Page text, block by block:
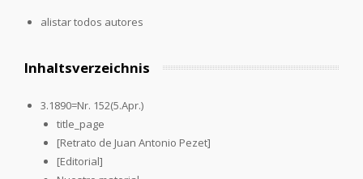
alistar todos autores
Inhaltsverzeichnis
3.1890=Nr. 152(5.Apr.)
title_page
[Retrato de Juan Antonio Pezet]
[Editorial]